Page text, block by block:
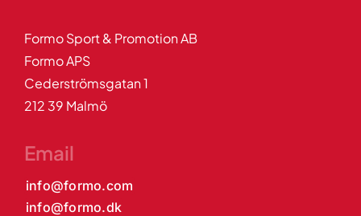
Formo Sport & Promotion AB
Formo APS
Cederströmsgatan 1
212 39 Malmö
Email
info@formo.com
info@formo.dk